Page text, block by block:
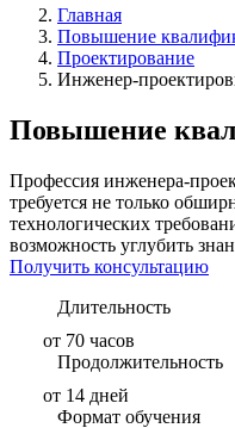
Главная
Повышение
Проектирование
Инженер-
Повышение
Профессия инженера-
требуется не только
технологических
возможность углубить
Получить консультацию
Длительность
от 70 часов
Продолжительность
от 14 дней
Формат обучения